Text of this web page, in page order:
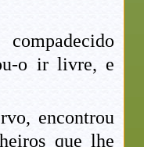
o ir livre, e
encontrou
que lhe